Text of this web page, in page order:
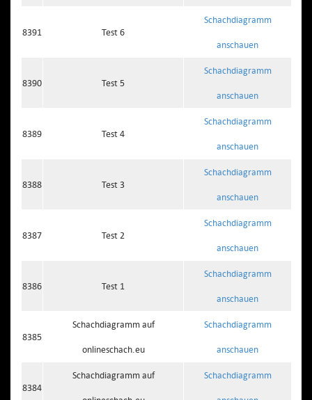
8391 Test 6
Schachdiagramm
anschauen
8390 Test 5
Schachdiagramm
anschauen
8389 Test 4
Schachdiagramm
anschauen
8388 Test 3
Schachdiagramm
anschauen
8387 Test 2
Schachdiagramm
anschauen
8386 Test 1
Schachdiagramm
anschauen
8385
Schachdiagramm auf
onlineschach.eu
Schachdiagramm
anschauen
8384
Schachdiagramm auf Schachdiagramm